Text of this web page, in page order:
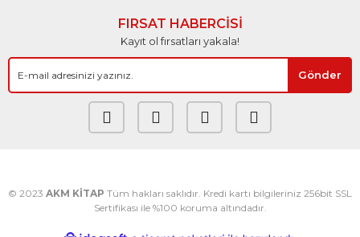
FIRSAT HABERCİSİ
Kayıt ol fırsatları yakala!
Gönder
© 2023 AKM KİTAP Tüm hakları saklıdır. Kredi kartı bilgileriniz 256bit SSL
Sertifikası ile %100 koruma altındadır.